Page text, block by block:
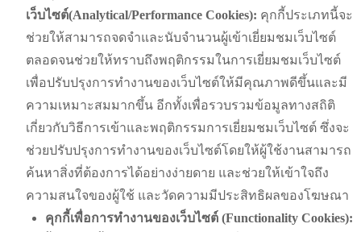
เว็บไซต์(Analytical/Performance Cookies): คุกกี้ประเภทนี้จะ
ช่วยให้สามารถจดจำและนับจำนวนผู้เข้าเยี่ยมชมเว็บไซต์
ตลอดจนช่วยให้ทราบถึงพฤติกรรมในการเยี่ยมชมเว็บไซต์
เพื่อปรับปรุงการทำงานของเว็บไซต์ให้มีคุณภาพดีขึ้นและมี
ความเหมาะสมมากขึ้น อีกทั้งเพื่อรวบรวมข้อมูลทางสถิติ
เกี่ยวกับวิธีการเข้าและพฤติกรรมการเยี่ยมชมเว็บไซต์ ซึ่งจะ
ช่วยปรับปรุงการทำงานของเว็บไซต์โดยให้ผู้ใช้งานสามารถ
ค้นหาสิ่งที่ต้องการได้อย่างง่ายดาย และช่วยให้เข้าใจถึง
ความสนใจของผู้ใช้ และวัดความมีประสิทธิผลของโฆษณา
คุกกี้เพื่อการทำงานของเว็บไซต์ (Functionality Cookies):